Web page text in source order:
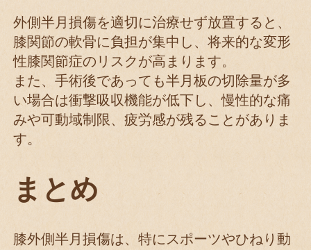
外側半月損傷を適切に治療せず放置すると、
膝関節の軟骨に負担が集中し、将来的な変形
性膝関節症のリスクが高まります。
また、手術後であっても半月板の切除量が多
い場合は衝撃吸収機能が低下し、慢性的な痛
みや可動域制限、疲労感が残ることがありま
す。
まとめ
膝外側半月損傷は、特にスポーツやひねり動